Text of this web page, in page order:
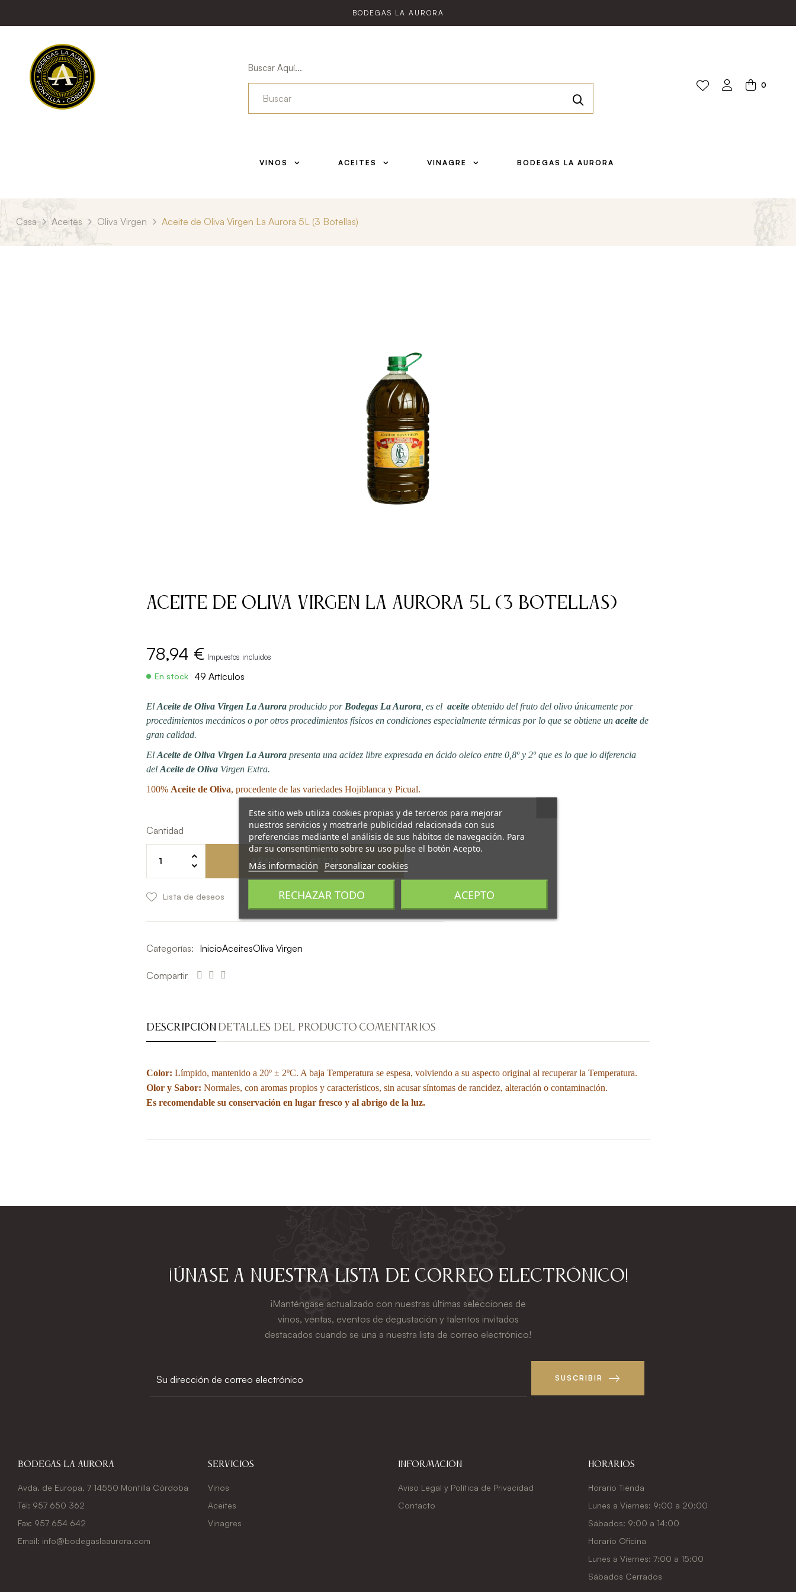
BODEGAS LA AURORA
Buscar Aquí...
0
VINOS ACEITES VINAGRE BODEGAS LA AURORA
Casa Aceites Oliva Virgen Aceite de Oliva Virgen La Aurora 5L (3 Botellas)
Aceite de Oliva Virgen La Aurora 5L (3 Botellas)
78,94 € Impuestos incluidos
En stock 49 Artículos
El Aceite de Oliva Virgen La Aurora producido por Bodegas La Aurora , es el aceite obtenido del fruto del olivo únicamente por
procedimientos mecánicos o por otros procedimientos físicos en condiciones especialmente térmicas por lo que se obtiene un aceite de
gran calidad.
El Aceite de Oliva Virgen La Aurora presenta una acidez libre expresada en ácido oleico entre 0,8º y 2º que es lo que lo diferencia
del Aceite de Oliva Virgen Extra.
100% Aceite de Oliva, procedente de las variedades Hojiblanca y Picual.
Cantidad
AÑADIR A LA CESTA
Lista de deseos
Categorías: InicioAceitesOliva Virgen
Compartir
DESCRIPCIÓN DETALLES DEL PRODUCTO COMENTARIOS
Color: Límpido, mantenido a 20º ± 2ºC. A baja Temperatura se espesa, volviendo a su aspecto original al recuperar la Temperatura.
Olor y Sabor: Normales, con aromas propios y característicos, sin acusar síntomas de rancidez, alteración o contaminación.
Es recomendable su conservación en lugar fresco y al abrigo de la luz.
¡Únase a nuestra lista de correo electrónico!
¡Manténgase actualizado con nuestras últimas selecciones de
vinos, ventas, eventos de degustación y talentos invitados
destacados cuando se una a nuestra lista de correo electrónico!
SUSCRIBIR
Bodegas La Aurora
Avda. de Europa, 7 14550 Montilla Córdoba
Tél: 957 650 362
Fax: 957 654 642
Email: info@bodegaslaaurora.com
Servicios
Vinos
Aceites
Vinagres
Información
Aviso Legal y Política de Privacidad
Contacto
Horarios
Horario Tienda
Lunes a Viernes: 9:00 a 20:00
Sábados: 9:00 a 14:00
Horario Oficina
Lunes a Viernes: 7:00 a 15:00
Sábados Cerrados
Este sitio web utiliza cookies propias y de terceros para mejorar
nuestros servicios y mostrarle publicidad relacionada con sus
preferencias mediante el análisis de sus hábitos de navegación. Para
dar su consentimiento sobre su uso pulse el botón Acepto.
Más información Personalizar cookies
RECHAZAR TODO ACEPTO